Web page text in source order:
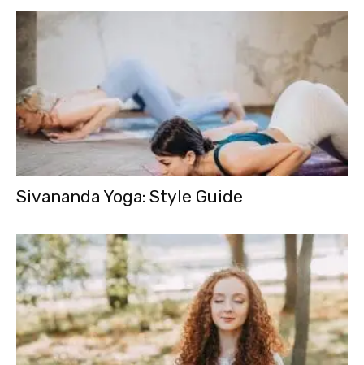
Sivananda Yoga: Style Guide